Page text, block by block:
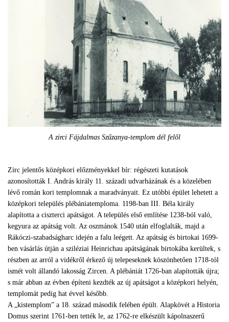
A zirci Fájdalmas Szűzanya-templom dél felől
Zirc jelentős középkori előzményekkel bír: régészeti kutatások
azonosították I. András király 11. századi udvarházának és a közelében
lévő román kori templomnak a maradványait. Ez utóbbi épület lehetett a
középkori település plébániatemploma. 1198-ban III. Béla király
alapította a ciszterci apátságot. A település első említése 1238-ból való,
kegyura az apátság volt. Az oszmánok 1540 után elfoglalták, majd a
Rákóczi-szabadságharc idején a falu leégett. Az apátság és birtokai 1699-
ben vásárlás útján a sziléziai Heinrichau apátságának birtokába kerültek, s
részben az arról a vidékről érkező új telepeseknek köszönhetően 1718-tól
ismét volt állandó lakosság Zircen. A plébániát 1726-ban alapították újra;
s már abban az évben építeni kezdték az új apátságot a középkori helyén,
templomát pedig hat évvel később.
A „kistemplom” a 18. század második felében épült. Alapkövét a Historia
Domus szerint 1761-ben tették le, az 1762-re elkészült kápolnaszerű